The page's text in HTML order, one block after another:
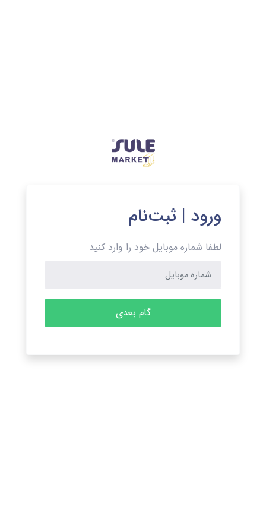
ورود | ثبت‌نام
لطفا شماره موبایل خود را وارد کنید
گام بعدی